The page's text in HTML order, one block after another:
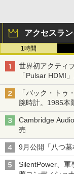
アクセスラ
1時間
世界初アクティ
「Pulsar HDMI
「バック・トゥ
腕時計。1985本
Cambridge
売
9月公開「八つ
SilentPower、軍